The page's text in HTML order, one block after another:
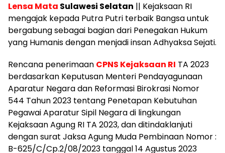
Lensa Mata Sulawesi Selatan || Kejaksaan RI
mengajak kepada Putra Putri terbaik Bangsa untuk
bergabung sebagai bagian dari Penegakan Hukum
yang Humanis dengan menjadi insan Adhyaksa Sejati.
Rencana penerimaan CPNS Kejaksaan RI TA 2023
berdasarkan Keputusan Menteri Pendayagunaan
Aparatur Negara dan Reformasi Birokrasi Nomor
544 Tahun 2023 tentang Penetapan Kebutuhan
Pegawai Aparatur Sipil Negara di lingkungan
Kejaksaan Agung RI TA 2023, dan ditindaklanjuti
dengan surat Jaksa Agung Muda Pembinaan Nomor :
B-625/C/Cp.2/08/2023 tanggal 14 Agustus 2023